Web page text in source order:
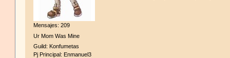
Mensajes: 209
Ur Mom Was Mine
Guild: Konfumetas
Pj Principal: Enmanuel3